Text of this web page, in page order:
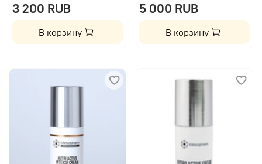
3 200 RUB
В корзину
5 000 RUB
В корзину